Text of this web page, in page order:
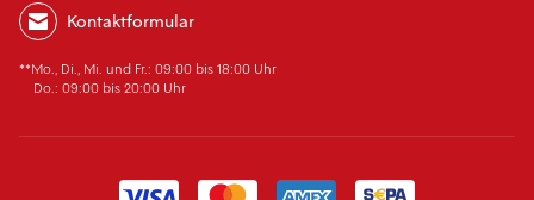
Kontaktformular
**Mo., Di., Mi. und Fr.: 09:00 bis 18:00 Uhr
Do.: 09:00 bis 20:00 Uhr